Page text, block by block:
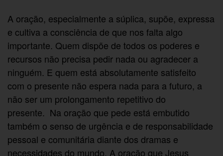
A oração, especialmente a súplica, supõe, expressa
e cultiva a consciência de que nos falta algo
importante. Quem dispõe de todos os poderes e
recursos não precisa pedir nada ou agradecer a
ninguém. E quem está absolutamente satisfeito
com o presente não espera nada para a futuro, a
não ser um prolongamento repetitivo do
presente. Na oração que pede está embutido
também o senso de urgência e de responsabilidade
pessoal e comunitária diante dos dramas e
necessidades do mundo. A oração que Jesus